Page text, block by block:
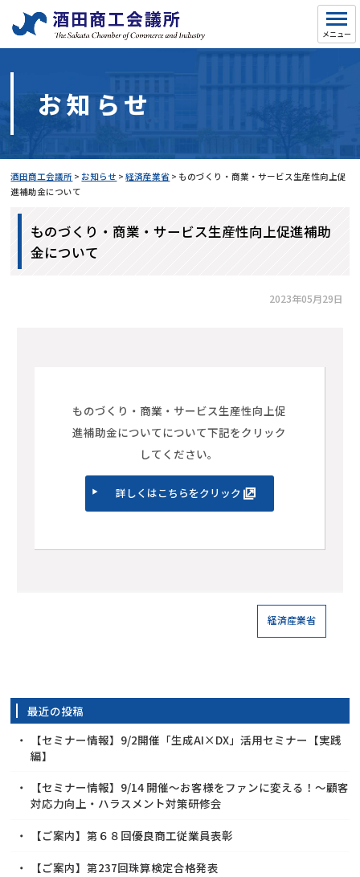
お知らせ
酒田商工会議所 > お知らせ >経済産業省 > ものづくり・商業・サービス生産性向上促
進補助金について
ものづくり・商業・サービス生産性向上促進補助
金について
2023年05月29日
ものづくり・商業・サービス生産性向上促
進補助金についてについて下記をクリック
してください。
詳しくはこちらをクリック
経済産業省
最近の投稿
【セミナー情報】9/2開催「生成AI×DX」活用セミナー【実践
編】
【セミナー情報】9/14 開催～お客様をファンに変える！～顧客
対応力向上・ハラスメント対策研修会
【ご案内】第６８回優良商工従業員表彰
【ご案内】第237回珠算検定合格発表